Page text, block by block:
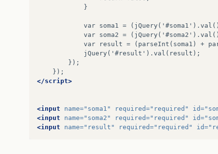
}
var soma1 =
var soma2 =
var
result = (parseInt(soma1)
+
</script>
<input name="soma1" required="required" id=
<input
name="soma2" required="required" id=
<input
name="result" required="required" id=